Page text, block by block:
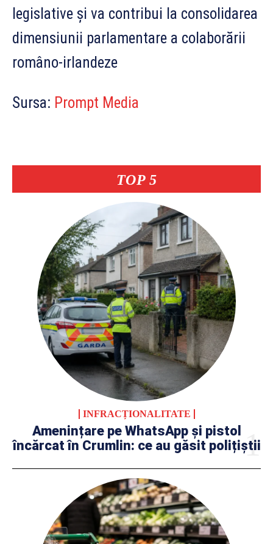
TOP 5
INFRACȚIONALITATE
Amenințare pe WhatsApp și pistol
încărcat în Crumlin: ce au găsit polițiștii
legislative și va contribui la consolidarea
dimensiunii parlamentare a colaborării
româno-irlandeze
Sursa: Prompt Media